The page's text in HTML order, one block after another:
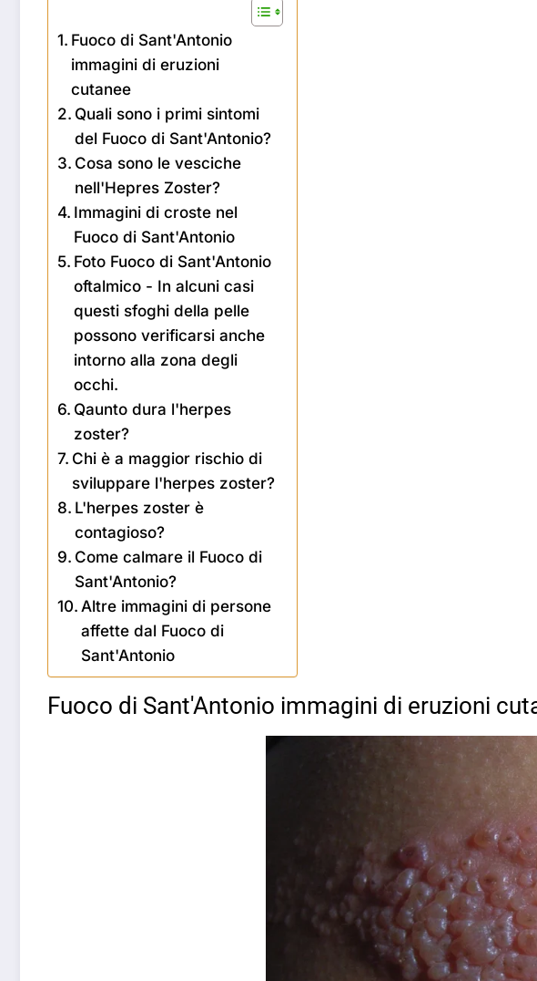
Fuoco di Sant'Antonio
immagini di eruzioni
cutanee
Quali sono i primi sintomi
del Fuoco di Sant'Antonio?
Cosa sono le vesciche
nell'Hepres Zoster?
Immagini di croste nel
Fuoco di Sant'Antonio
Foto Fuoco di Sant'Antonio
oftalmico - In alcuni casi
questi sfoghi della pelle
possono verificarsi anche
intorno alla zona degli
occhi.
Qaunto dura l'herpes
zoster?
Chi è a maggior rischio di
sviluppare l'herpes zoster?
L'herpes zoster è
contagioso?
Come calmare il Fuoco di
Sant'Antonio?
Altre immagini di persone
affette dal Fuoco di
Sant'Antonio
Fuoco di Sant'Antonio immagini di eruzioni